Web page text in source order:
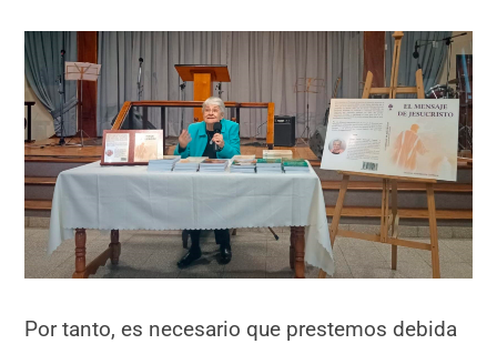
Por tanto, es necesario que prestemos debida